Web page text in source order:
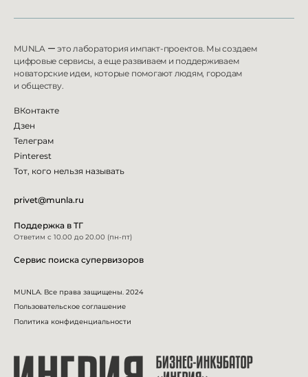
MUNLA ー это лаборатория импакт-проектов. Мы создаем
цифровые сервисы, а еще развиваем и поддерживаем
новаторские идеи, которые помогают людям, городам
и обществу.
ВКонтакте
Дзен
Телеграм
Pinterest
Тот, кого нельзя называть
privet@munla.ru
Поддержка в ТГ
Ответим с 10.00 до 20.00 (пн-пт)
Сервис поиска супервизоров
MUNLA. Все права защищены. 2024
Пользовательское соглашение
Политика конфиденциальности